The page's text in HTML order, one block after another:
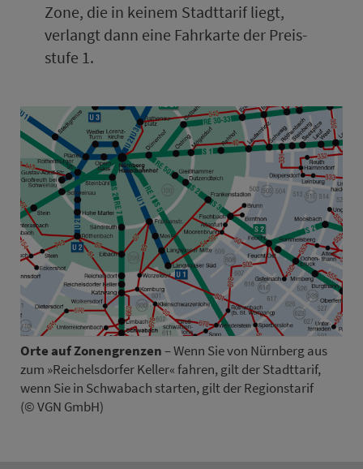
Zone, die in keinem Stadt­ta­rif liegt,
verlangt dann eine Fahr­kar­te der Preis­
stufe 1.
Orte auf Zo­nen­gren­zen– Wenn Sie von Nürn­berg aus
zum »Rei­chels­dorfer Keller« fahren, gilt der Stadt­ta­rif,
wenn Sie in Schwabach starten, gilt der Regionstarif
(© VGN GmbH)